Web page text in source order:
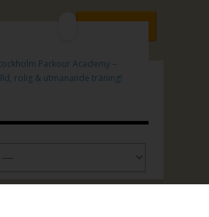
Boka plats